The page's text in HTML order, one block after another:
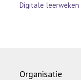
Digitale leerweken
Organisatie